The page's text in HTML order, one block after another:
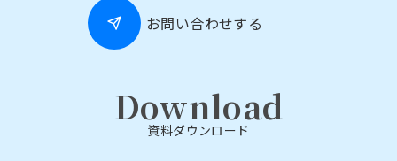
お問い合わせする
Download
資料ダウンロード